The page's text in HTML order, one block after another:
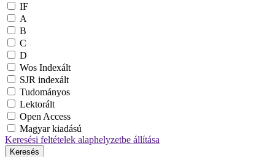
IF
A
B
C
D
Wos Indexált
SJR indexált
Tudományos
Lektorált
Open Access
Magyar kiadású
Keresési feltételek alaphelyzetbe állítása
Keresés